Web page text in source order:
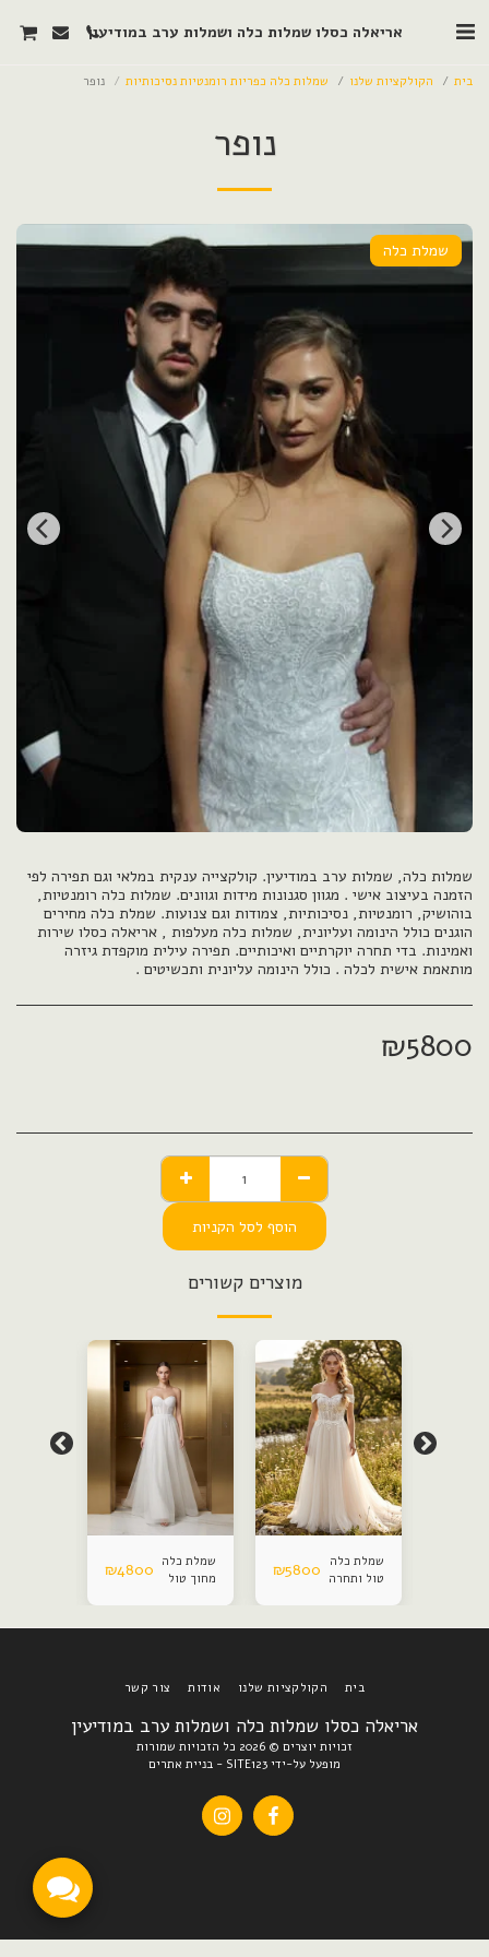
אריאלה כסלו שמלות כלה ושמלות ערב במודיעין
בית הקולקציות שלנו שמלות כלה כפריות רומנטיות נסיכותיות נופר
נופר
שמלת כלה
שמלות כלה, שמלות ערב במודיעין. קולקצייה ענקית במלאי וגם תפירה לפי
הזמנה בעיצוב אישי . מגוון סגנונות מידות וגוונים. שמלות כלה רומנטיות,
בוהושיק, רומנטיות, נסיכותיות, צמודות וגם צנועות. שמלת כלה מחירים
הוגנים כולל הינומה ועליונית, שמלות כלה מעלפות , אריאלה כסלו שירות
ואמינות. בדי תחרה יוקרתיים ואיכותיים. תפירה עילית מוקפדת גיזרה
מותאמת אישית לכלה . כולל הינומה עליונית ותכשיטים .
₪5800
הוסף לסל הקניות
מוצרים קשורים
שמלת כלה
טול ותחרה
₪5800
שמלת כלה
מחוך טול
₪4800
אריאלה כסלו שמלות כלה ושמלות ערב במודיעין
זכויות יוצרים © 2026 כל הזכויות שמורות
מופעל על-ידי SITE123
- בניית אתרים
בית הקולקציות שלנו אודות צור קשר